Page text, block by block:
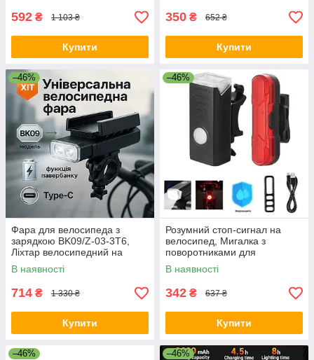
592 ₴ 1 103 ₴
Купити
350 ₴ 652 ₴
Купити
–46%
Фара для велосипеда з
зарядкою BK09/Z-03-3T6,
Ліхтар велосипедний на
батарейках, Велоліхтар
передній GT-23
В наявності
714 ₴ 1 330 ₴
Купити
–46%
Розумний стоп-сигнал на
велосипед, Мигалка з
поворотниками для
велосипеда, Задній
велосипедний покажчик VL-
В наявності
342 ₴ 637 ₴
Купити
–46% –46%